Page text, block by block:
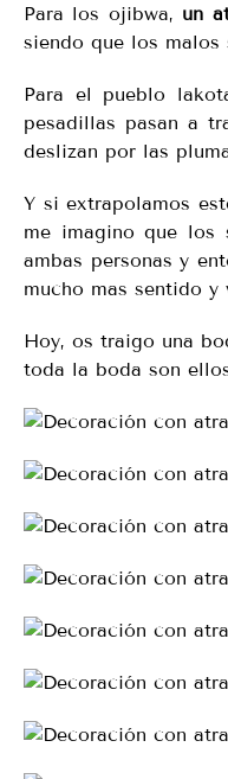
Para los ojibwa, un
siendo que los malos
Para el pueblo
pesadillas pasan a
deslizan por las
Y si extrapolamos
me imagino que los
ambas personas y
mucho mas sentido y
Hoy, os traigo una
toda la boda son